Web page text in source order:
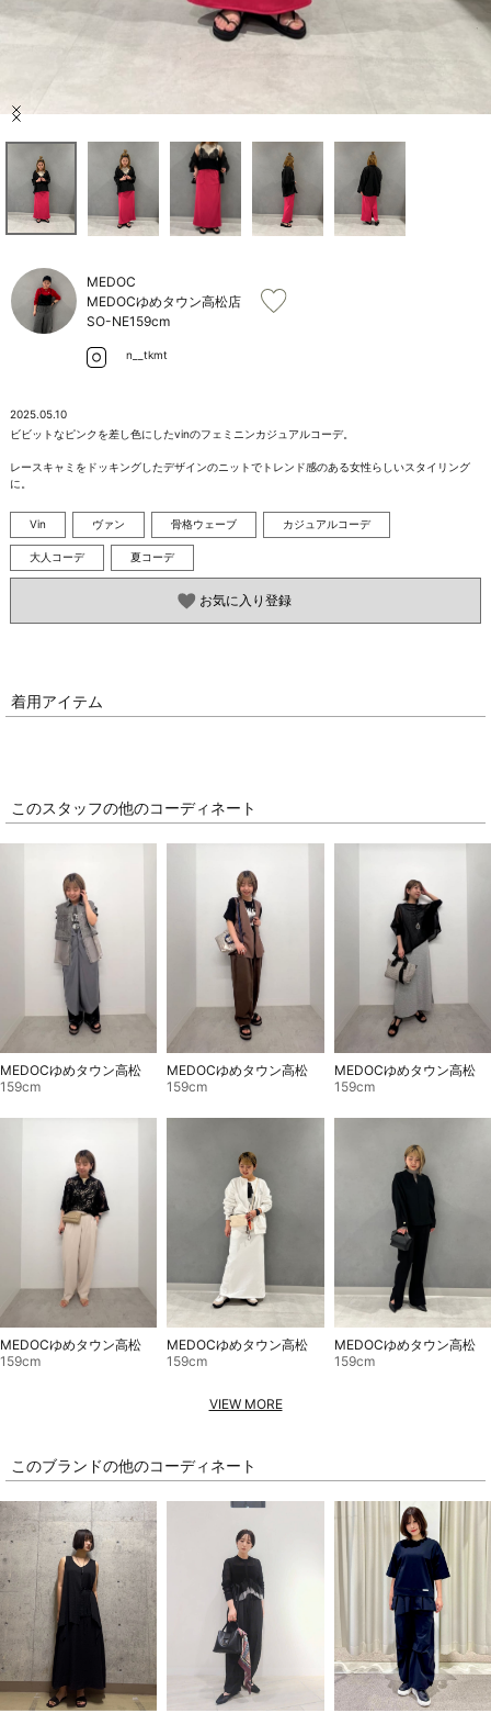
ブランド一覧
ご利用ガイド/ヘルプ
Item
MEDOC
MEDOCゆめタウン高松店
SO-NE159cm
n__tkmt
2025.05.10
ビビットなピンクを差し色にしたvinのフェミニンカジュアルコーデ。
レースキャミをドッキングしたデザインのニットでトレンド感のある女性らしいスタイリング
に。
Vin ヴァン 骨格ウェーブ カジュアルコーデ
大人コーデ 夏コーデ
お気に入り登録
着用アイテム
このスタッフの他のコーディネート
MEDOCゆめタウン高松
159cm
MEDOCゆめタウン高松
159cm
MEDOCゆめタウン高松
159cm
MEDOCゆめタウン高松
159cm
MEDOCゆめタウン高松
159cm
MEDOCゆめタウン高松
159cm
VIEW MORE
このブランドの他のコーディネート